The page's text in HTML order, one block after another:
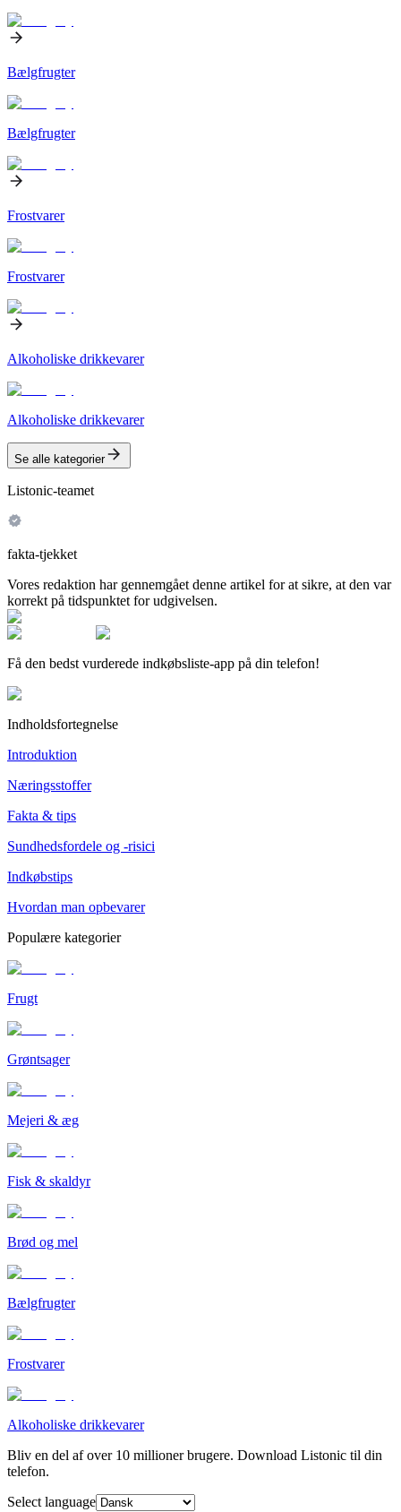
Bælgfrugter
Bælgfrugter
Frostvarer
Frostvarer
Alkoholiske drikkevarer
Alkoholiske drikkevarer
Se alle kategorier
Listonic-teamet
fakta-tjekket
Vores redaktion har gennemgået denne artikel for at sikre, at den var
korrekt på tidspunktet for udgivelsen.
Få den bedst vurderede indkøbsliste-app på din telefon!
Indholdsfortegnelse
Introduktion
Næringsstoffer
Fakta & tips
Sundhedsfordele og -risici
Indkøbstips
Hvordan man opbevarer
Populære kategorier
Frugt
Grøntsager
Mejeri & æg
Fisk & skaldyr
Brød og mel
Bælgfrugter
Frostvarer
Alkoholiske drikkevarer
Bliv en del af over 10 millioner brugere. Download Listonic til din
telefon.
Select language